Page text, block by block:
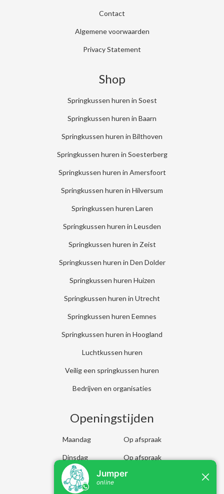
Contact
Algemene voorwaarden
Privacy Statement
Shop
Springkussen huren in Soest
Springkussen huren in Baarn
Springkussen huren in Bilthoven
Springkussen huren in Soesterberg
Springkussen huren in Amersfoort
Springkussen huren in Hilversum
Springkussen huren Laren
Springkussen huren in Leusden
Springkussen huren in Zeist
Springkussen huren in Den Dolder
Springkussen huren Huizen
Springkussen huren in Utrecht
Springkussen huren Eemnes
Springkussen huren in Hoogland
Luchtkussen huren
Veilig een springkussen huren
Bedrijven en organisaties
Openingstijden
Maandag Op afspraak
Dinsdag Op afspraak
Woensdag Op afspraak